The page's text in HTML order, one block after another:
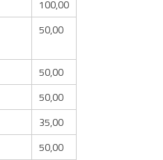
100,00
50,00
50,00
50,00
35,00
50,00